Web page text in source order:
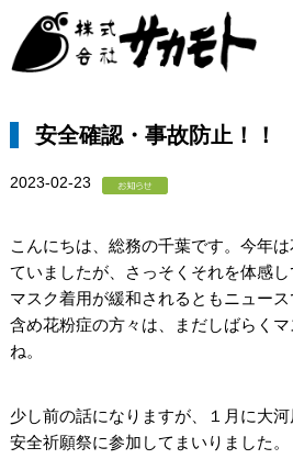
安全確認・事故防止！！
2023-02-23
こんにちは、総務の千葉です。今年
ていましたが、さっそくそれを体感し
マスク着用が緩和されるともニュー
含め花粉症の方々は、まだしばらく
ね。
少し前の話になりますが、１月に大
安全祈願祭に参加してまいりました。